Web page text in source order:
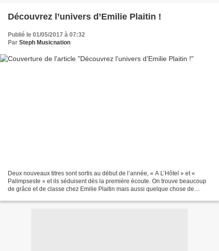
Découvrez l’univers d’Emilie Plaitin !
Publié le 01/05/2017 à 07:32
Par Steph Musicnation
Deux nouveaux titres sont sortis au début de l’année, « A L’Hôtel » et «
Palimpseste » et ils séduisent dès la première écoute. On trouve beaucoup
de grâce et de classe chez Emilie Plaitin mais aussi quelque chose de